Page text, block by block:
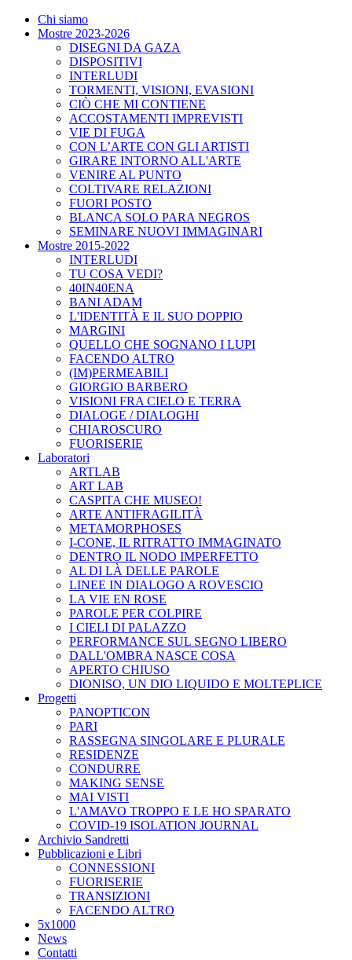
Chi siamo
Mostre 2023-2026
DISEGNI DA GAZA
DISPOSITIVI
INTERLUDI
TORMENTI, VISIONI, EVASIONI
CIÒ CHE MI CONTIENE
ACCOSTAMENTI IMPREVISTI
VIE DI FUGA
CON L’ARTE CON GLI ARTISTI
GIRARE INTORNO ALL'ARTE
VENIRE AL PUNTO
COLTIVARE RELAZIONI
FUORI POSTO
BLANCA SOLO PARA NEGROS
SEMINARE NUOVI IMMAGINARI
Mostre 2015-2022
INTERLUDI
TU COSA VEDI?
40IN40ENA
BANI ADAM
L'IDENTITÀ E IL SUO DOPPIO
MARGINI
QUELLO CHE SOGNANO I LUPI
FACENDO ALTRO
(IM)PERMEABILI
GIORGIO BARBERO
VISIONI FRA CIELO E TERRA
DIALOGE / DIALOGHI
CHIAROSCURO
FUORISERIE
Laboratori
ARTLAB
ART LAB
CASPITA CHE MUSEO!
ARTE ANTIFRAGILITÀ
METAMORPHOSES
I-CONE, IL RITRATTO IMMAGINATO
DENTRO IL NODO IMPERFETTO
AL DI LÀ DELLE PAROLE
LINEE IN DIALOGO A ROVESCIO
LA VIE EN ROSE
PAROLE PER COLPIRE
I CIELI DI PALAZZO
PERFORMANCE SUL SEGNO LIBERO
DALL'OMBRA NASCE COSA
APERTO CHIUSO
DIONISO, UN DIO LIQUIDO E MOLTEPLICE
Progetti
PANOPTICON
PARI
RASSEGNA SINGOLARE E PLURALE
RESIDENZE
CONDURRE
MAKING SENSE
MAI VISTI
L'AMAVO TROPPO E LE HO SPARATO
COVID-19 ISOLATION JOURNAL
Archivio Sandretti
Pubblicazioni e Libri
CONNESSIONI
FUORISERIE
TRANSIZIONI
FACENDO ALTRO
5x1000
News
Contatti